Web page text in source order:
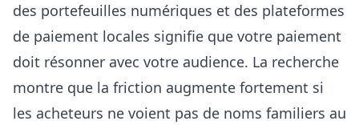
des portefeuilles numériques et des plateformes
de paiement locales signifie que votre paiement
doit résonner avec votre audience. La recherche
montre que la friction augmente fortement si
les acheteurs ne voient pas de noms familiers au